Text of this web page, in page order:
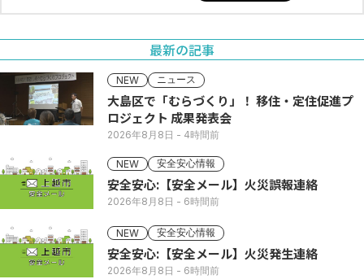
最新の記事
NEW ニュース
大島区で「むらづくり」！ 移住・定住促進プ
ロジェクト 成果発表会
2026年8月8日 - 4時間前
NEW 安全安心情報
安全安心:【安全メール】火災誤報連絡
2026年8月8日 - 6時間前
NEW 安全安心情報
安全安心:【安全メール】火災発生連絡
2026年8月8日 - 6時間前